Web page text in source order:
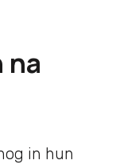
na
in hun